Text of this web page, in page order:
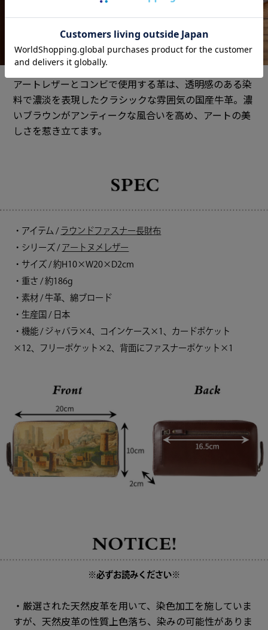
アートレザーとコンビで使用する革は、透明感のある染
料で濃淡を表現したクラシックな雰囲気の国産牛革。濃
いブラウンがアンティークな風合いを高め、アートの美
しさを惹き立てます。
・アイテム / ラウンドファスナー長財布
・シリーズ / アートヌメレザー
・サイズ / 約H10×W20×D2cm
・重さ / 約186g
・素材 / 牛革、綿ブロード
・生産国 / 日本
・機能 / ジャバラ×4、コインケース×1、カードポケット
×12、フリーポケット×2、背面にファスナーポケット×1
※必ずお読みください※
・厳選された天然皮革を用いて、染色加工を施していま
すが、天然皮革の性質上色落ち、染みの可能性がありま